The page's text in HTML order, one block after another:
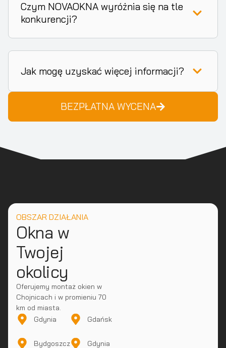
Czym NOVAOKNA wyróżnia się na tle
konkurencji?
Jak mogę uzyskać więcej informacji?
BEZPŁATNA WYCENA
OBSZAR DZIAŁANIA
Okna w
Twojej
okolicy
Oferujemy montaż okien w
Chojnicach i w promieniu 70
km od miasta.
Gdynia
Bydgoszcz
Gdańsk
Gdynia